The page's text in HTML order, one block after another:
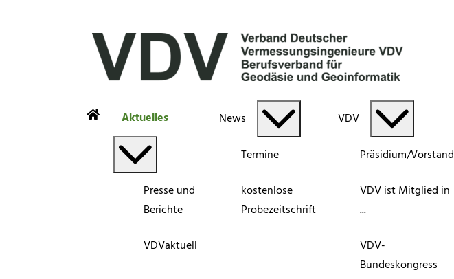
Aktuelles
Presse und
Berichte
VDVaktuell
News
Termine
kostenlose
Probezeitschrift
VDV
Präsidium/Vorstand
VDV ist Mitglied in
...
VDV-
Bundeskongress